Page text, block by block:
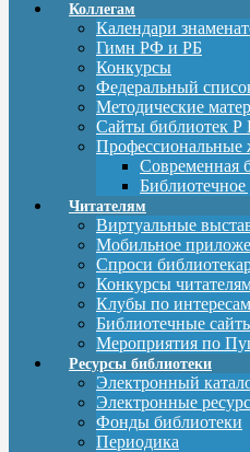
Коллегам
Календари
Гимн РФ и РБ
Конкурсы
Федеральный
Методические
Сайты библиотек Р
Профессиональные
Современная
Библиотечное
Читателям
Виртуальные
Мобильное
Спроси
Конкурсы
Клубы по интересам
Библиотечные
Мероприятия по
Ресурсы библиотеки
Электронный
Электронные
Фонды библиотеки
Периодика